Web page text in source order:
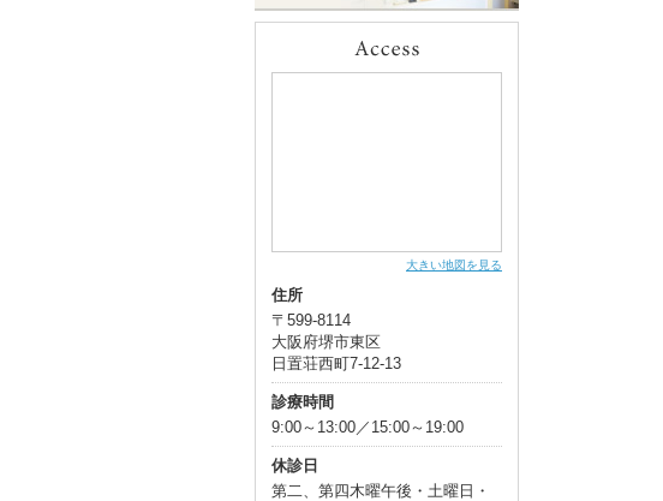
大きい地図を見る
住所
〒599-8114
大阪府堺市東区
日置荘西町7-12-13
診療時間
9:00～13:00／15:00～19:00
休診日
第二、第四木曜午後・土曜日・